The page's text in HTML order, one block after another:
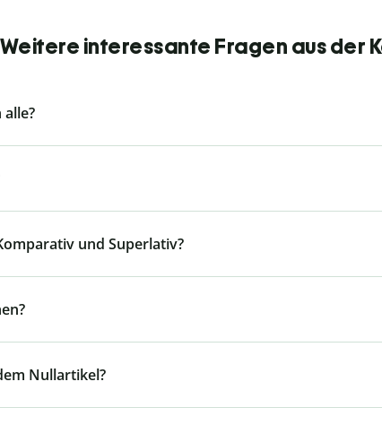
interessante Fragen aus der
und Superlativ?
Nullartikel?